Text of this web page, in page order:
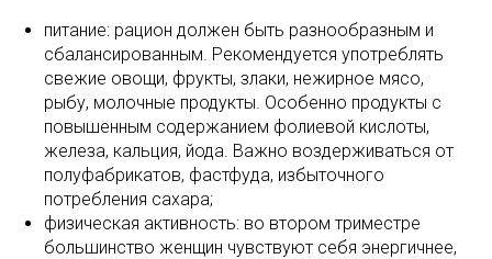
питание: рацион должен быть разнообразным и
сбалансированным. Рекомендуется употреблять
свежие овощи, фрукты, злаки, нежирное мясо,
рыбу, молочные продукты. Особенно продукты с
повышенным содержанием фолиевой кислоты,
железа, кальция, йода. Важно воздерживаться от
полуфабрикатов, фастфуда, избыточного
потребления сахара;
физическая активность: во втором триместре
большинство женщин чувствуют себя энергичнее,